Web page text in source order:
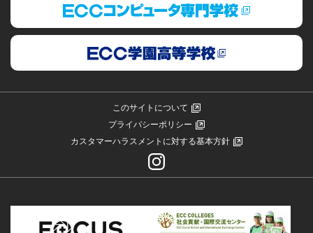
このサイトについて
プライバシーポリシー
カスタマーハラスメントに対する基本方針